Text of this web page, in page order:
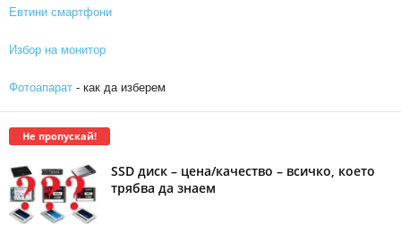
Евтини смартфони
Избор на монитор
Фотоапарат - как да изберем
Не пропускай!
SSD диск – цена/качество – всичко, което
трябва да знаем